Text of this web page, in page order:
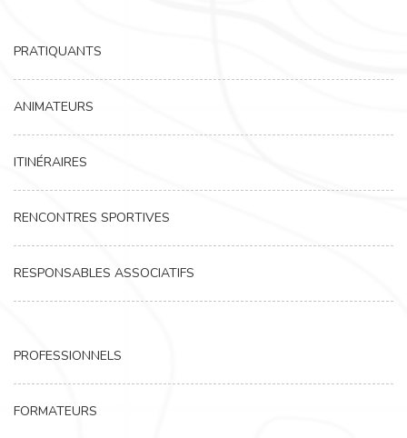
PRATIQUANTS
ANIMATEURS
ITINÉRAIRES
RENCONTRES SPORTIVES
RESPONSABLES ASSOCIATIFS
PROFESSIONNELS
FORMATEURS